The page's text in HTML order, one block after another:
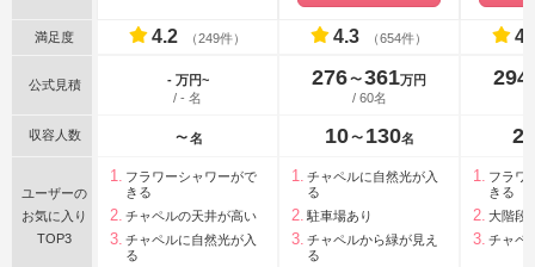
満足度 4.2 （249件） 4.3 （654件）
公式見積
- 万円~
/ - 名
276〜361万円
/ 60名
294
収容人数 〜 名 10 〜 130名 2
ユーザーの
お気に入り
TOP3
フラワーシャワーがで
きる
チャペルの天井が高い
チャペルに自然光が入
る
チャペルに自然光が入
る
駐車場あり
チャペルから緑が見え
る
フラワ
きる
大階段
チャペ